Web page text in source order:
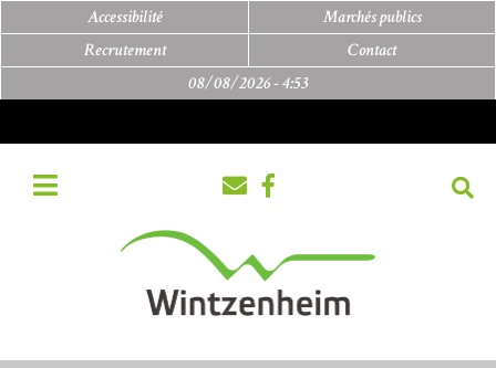
Accessibilité
Marchés publics
Recrutement
Contact
08/08/2026 -4:53